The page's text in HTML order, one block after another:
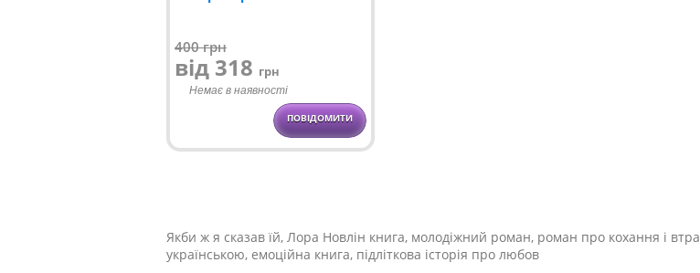
400грн
від 318 грн
Немає в наявності
ПОВІДОМИТИ
Якби ж я сказав їй, Лора Новлін книга, молодіжний роман, роман про кохання і
українською, емоційна книга, підліткова історія про любов